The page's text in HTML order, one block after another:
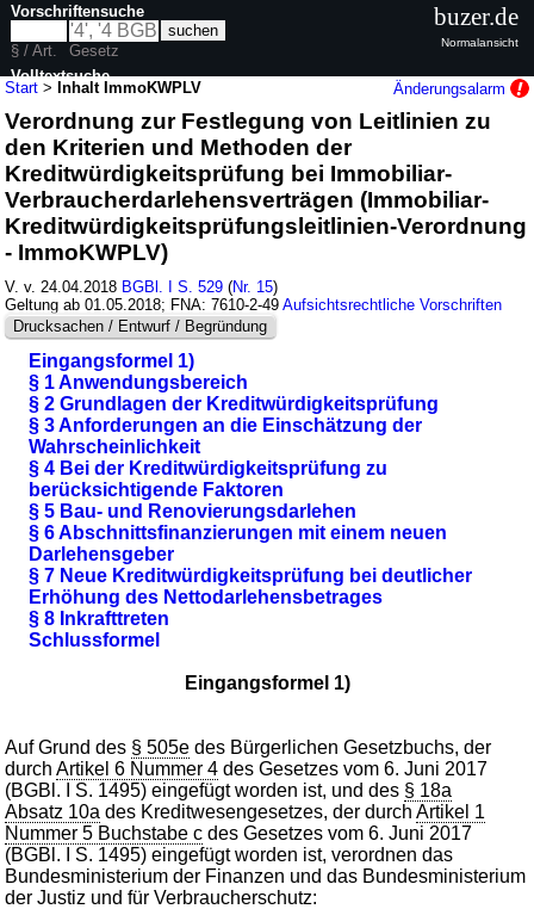
Start >Inhalt ImmoKWPLV Änderungsalarm
Verordnung zur Festlegung von Leitlinien zu
den Kriterien und Methoden der
Kreditwürdigkeitsprüfung bei Immobiliar-
Verbraucherdarlehensverträgen (Immobiliar-
Kreditwürdigkeitsprüfungsleitlinien-Verordnung
- ImmoKWPLV)
V. v. 24.04.2018 BGBl. I S. 529 (Nr. 15)
Geltung ab 01.05.2018; FNA: 7610-2-49Aufsichtsrechtliche Vorschriften
Drucksachen / Entwurf / Begründung
Eingangsformel 1)
§ 1 Anwendungsbereich
§ 2 Grundlagen der Kreditwürdigkeitsprüfung
§ 3 Anforderungen an die Einschätzung der
Wahrscheinlichkeit
§ 4 Bei der Kreditwürdigkeitsprüfung zu
berücksichtigende Faktoren
§ 5 Bau- und Renovierungsdarlehen
§ 6 Abschnittsfinanzierungen mit einem neuen
Darlehensgeber
§ 7 Neue Kreditwürdigkeitsprüfung bei deutlicher
Erhöhung des Nettodarlehensbetrages
§ 8 Inkrafttreten
Schlussformel
Eingangsformel 1)
Auf Grund des § 505e des Bürgerlichen Gesetzbuchs, der
durchArtikel 6 Nummer 4 des Gesetzes vom 6. Juni 2017
(BGBl. I S. 1495) eingefügt worden ist, und des § 18a
Absatz 10a des Kreditwesengesetzes, der durchArtikel 1
Nummer 5 Buchstabe c des Gesetzes vom 6. Juni 2017
(BGBl. I S. 1495) eingefügt worden ist, verordnen das
Bundesministerium der Finanzen und das Bundesministerium
der Justiz und für Verbraucherschutz:
Vorschriftensuche
§ / Art.
Gesetz
Volltextsuche
nur in ImmoKWPLV
buzer.de
Normalansicht